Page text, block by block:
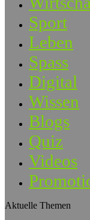
Sport
Leben
Spass
Digital
Wissen
Blogs
Quiz
Videos
Aktuelle Themen